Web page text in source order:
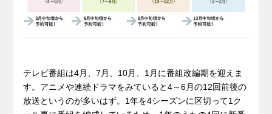
テレビ番組は4月、7月、10月、1月に番組改編期を迎えま
す。アニメや連続ドラマをみていると4～6月の12回前後の
放送というのが多いはず。1年を4シーズンに区切って1ク